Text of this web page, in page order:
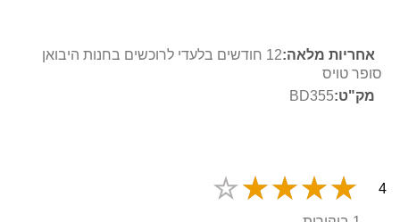
מידע
נוסף
12 חודשים בלעדי לרוכשים בחנות היבואן
סופר טויס
BD355
4